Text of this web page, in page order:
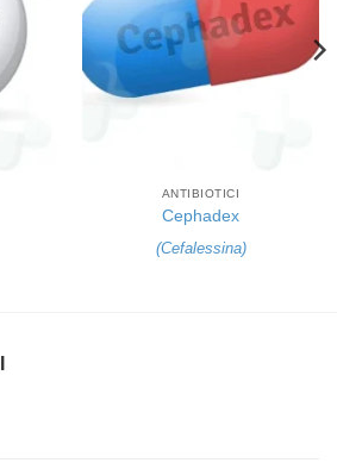
ANTIBIOTICI
Cephadex
(Cefalessina)